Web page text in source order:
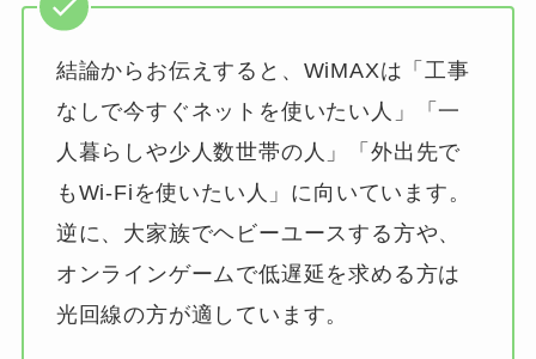
結論からお伝えすると、WiMAXは「工事
なしで今すぐネットを使いたい人」「一
人暮らしや少人数世帯の人」「外出先で
もWi-Fiを使いたい人」に向いています。
逆に、大家族でヘビーユースする方や、
オンラインゲームで低遅延を求める方は
光回線の方が適しています。